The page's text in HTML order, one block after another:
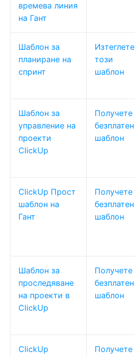
времева линия
на Гант
Шаблон за
планиране на
спринт
Изтеглете
този
шаблон
Шаблон за
управление на
проекти
ClickUp
Получете
безплатен
шаблон
ClickUp Прост
шаблон на
Гант
Получете
безплатен
шаблон
Шаблон за
проследяване
на проекти в
ClickUp
Получете
безплатен
шаблон
ClickUp
Получете